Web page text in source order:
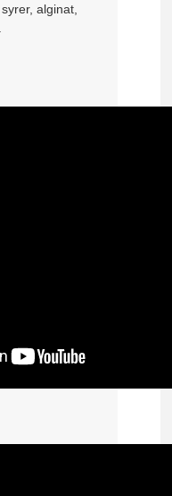
alginat,